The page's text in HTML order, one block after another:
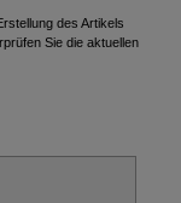
des Artikels
Sie die aktuellen